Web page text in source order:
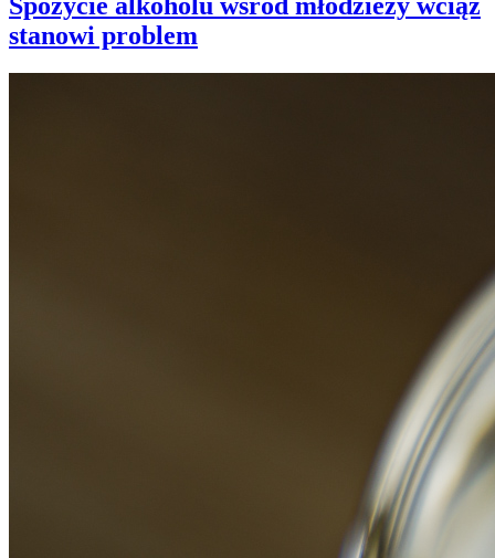
Spożycie alkoholu wśród młodzieży wciąż
stanowi problem